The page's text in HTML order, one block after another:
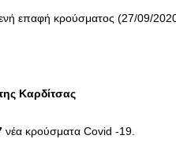
επαφή κρούσματος (27/09/
Καρδίτσας
νέα κρούσματα Covid -19.